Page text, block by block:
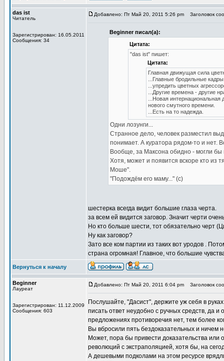
das ist
Читатель
Зарегистрирован: 16.05.2011
Сообщения: 34
Добавлено: Пт Май 20, 2011 5:26 pm Заголовок
Beginner писал(а):
Цитата:
"das ist" пишет:
Цитата:
Главная движущая сила
...Главные бродильные
...упредить цветных
...Другие времена - другие
...Новая
нового смутного времени.
...Есть на то надежда.
Одни лозунги...
Странное дело, человек разместил
понимает. А куратора рядом-то и нет.
Вообще, за Максона обидно - могли бы
Хотя, может и появится вскоре кто из
Моше".
"Подождём его маму..." (с)
шестерка всегда видит большие глаза черта.
за всем ей видится заговор. Значит черти
Но кто больше шести, тот обязательно черт
Ну как заговор?
Зато все ком партии из таких вот уродов .
страна огромная! Главное, что большие
Вернуться к началу
Beginner
Лауреат
Зарегистрирован: 11.12.2009
Сообщения: 603
Добавлено: Пт Май 20, 2011 6:04 pm Заголовок
Послушайте, "Дасист", держите уж себя в
писать ответ неудобно с ручных средств, да и
предложениях противоречия нет, тем более
Вы вбросили пять бездоказательных и
Может, пора бы привести доказательства
революций с экстраполяцией, хотя бы, на
А дешевыми подколами на этом ресурсе